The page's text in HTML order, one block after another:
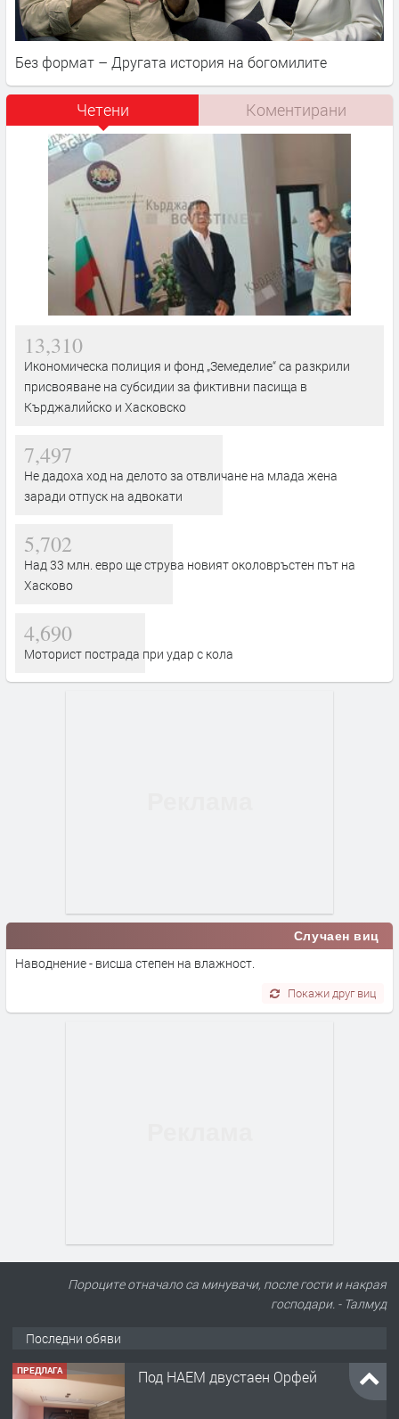
Без формат – Другата история на богомилите
Четени Коментирани
13,310
Икономическа полиция и фонд „Земеделие“ са разкрили
присвояване на субсидии за фиктивни пасища в
Кърджалийско и Хасковско
7,497
Не дадоха ход на делото за отвличане на млада жена
заради отпуск на адвокати
5,702
Над 33 млн. евро ще струва новият околовръстен път на
Хасково
4,690
Моторист пострада при удар с кола
Случаен виц
Наводнение - висша степен на влажност.
Покажи друг виц
Пороците отначало са минувачи, после гости и накрая
господари. - Талмуд
Последни обяви
Под НАЕМ двустаен Орфей
преди 1 ден